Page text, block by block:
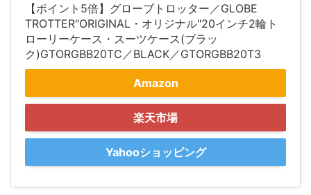
【ポイント5倍】グローブトロッター／GLOBE
TROTTER"ORIGINAL・オリジナル"20インチ2輪ト
ローリーケース・スーツケース(ブラッ
ク)GTORGBB20TC／BLACK／GTORGBB20T3
Amazon
楽天市場
Yahooショッピング